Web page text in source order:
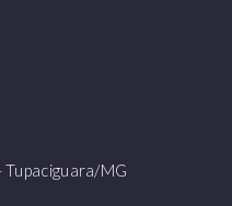
MG